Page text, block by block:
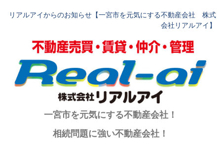
リアルアイからのお知らせ【一宮市を元気にする不動産会社 株式
会社リアルアイ】
一宮市を元気にする不動産会社！
相続問題に強い不動産会社！